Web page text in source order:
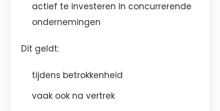
actief te investeren in concurrerende
ondernemingen
Dit geldt:
tijdens betrokkenheid
vaak ook na vertrek